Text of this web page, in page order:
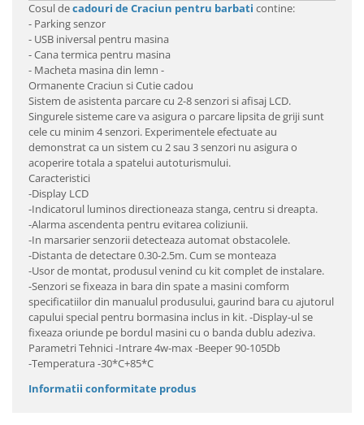
Cosul decadouri de Craciun pentru barbati contine:
- Parking senzor
- USB iniversal pentru masina
- Cana termica pentru masina
- Macheta masina din lemn -
Ormanente Craciun si Cutie cadou
Sistem de asistenta parcare cu 2-8 senzori si afisaj LCD.
Singurele sisteme care va asigura o parcare lipsita de griji sunt
cele cu minim 4 senzori. Experimentele efectuate au
demonstrat ca un sistem cu 2 sau 3 senzori nu asigura o
acoperire totala a spatelui autoturismului.
Caracteristici
-Display LCD
-Indicatorul luminos directioneaza stanga, centru si dreapta.
-Alarma ascendenta pentru evitarea coliziunii.
-In marsarier senzorii detecteaza automat obstacolele.
-Distanta de detectare 0.30-2.5m. Cum se monteaza
-Usor de montat, produsul venind cu kit complet de instalare.
-Senzori se fixeaza in bara din spate a masini comform
specificatiilor din manualul produsului, gaurind bara cu ajutorul
capului special pentru bormasina inclus in kit. -Display-ul se
fixeaza oriunde pe bordul masini cu o banda dublu adeziva.
Parametri Tehnici -Intrare 4w-max -Beeper 90-105Db
-Temperatura -30*C+85*C
Informatii conformitate produs